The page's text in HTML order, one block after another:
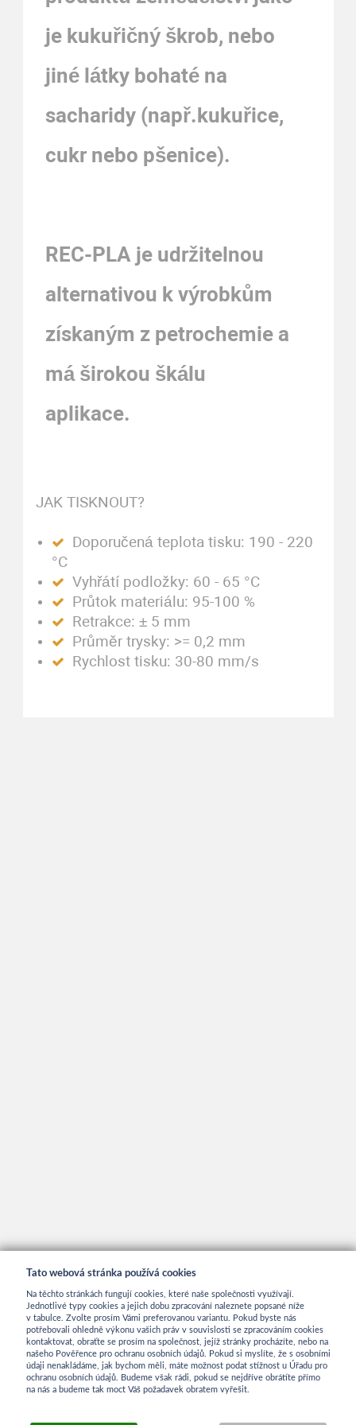
je kukuřičný škrob, nebo
jiné látky bohaté na
sacharidy (např.kukuřice,
cukr nebo pšenice).
REC-PLA je udržitelnou
alternativou k výrobkům
získaným z petrochemie a
má širokou škálu
aplikace.
JAK TISKNOUT?
Doporučená teplota tisku: 190 - 220
°C
Vyhřátí podložky: 60 - 65 °C
Průtok materiálu: 95-100 %
Retrakce: ± 5 mm
Průměr trysky: >= 0,2 mm
Rychlost tisku: 30-80 mm/s
INFORMACE
Tato webová stránka používá cookies
Na těchto stránkách fungují cookies, které naše společnosti využívají.
Jednotlivé typy cookies a jejich dobu zpracování naleznete popsané níže
v tabulce. Zvolte prosím Vámi preferovanou variantu. Pokud byste nás
potřebovali ohledně výkonu vašich práv v souvislosti se zpracováním cookies
kontaktovat, obraťte se prosím na společnost, jejíž stránky procházíte, nebo na
našeho Pověřence pro ochranu osobních údajů. Pokud si myslíte, že s osobními
údaji nenakládáme, jak bychom měli, máte možnost podat stížnost u Úřadu pro
ochranu osobních údajů. Budeme však rádi, pokud se nejdříve obrátíte přímo
na nás a budeme tak moct Váš požadavek obratem vyřešit.